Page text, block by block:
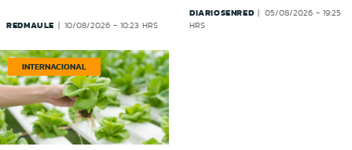
REDMAULE 10/08/2026 - 10:23 HRS
DIARIOSENRED
05/08/2026 - 19:25
HRS
INTERNACIONAL